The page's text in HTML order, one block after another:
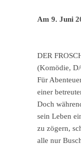
Am 9. Juni
DER
(Komödie,
Für
einer
Doch
sein Leben
zu zögern,
alle nur